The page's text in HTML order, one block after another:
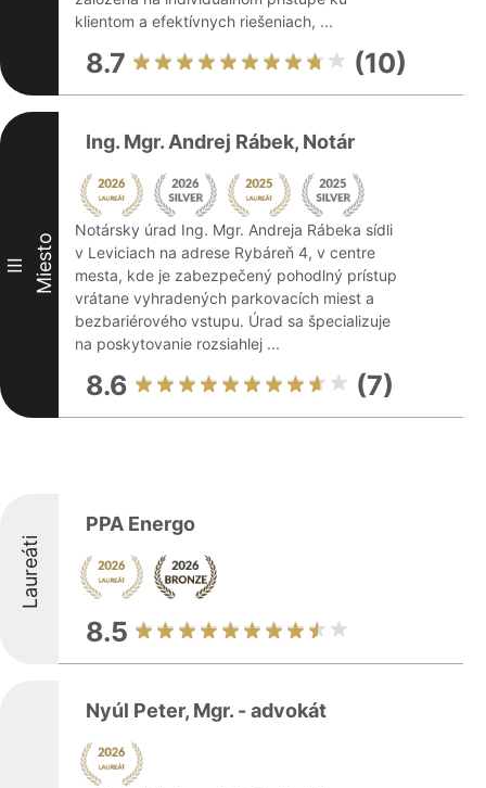
klientom a efektívnych riešeniach, ...
8.7 (10)
III Miesto
Ing. Mgr. Andrej Rábek, Notár
Notársky úrad Ing. Mgr. Andreja Rábeka sídli
v Leviciach na adrese Rybáreň 4, v centre
mesta, kde je zabezpečený pohodlný prístup
vrátane vyhradených parkovacích miest a
bezbariérového vstupu. Úrad sa špecializuje
na poskytovanie rozsiahlej ...
8.6 (7)
Laureáti
PPA Energo
8.5
Nyúl Peter, Mgr. - advokát